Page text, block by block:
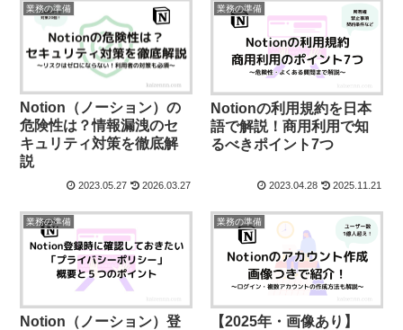
業務の準備
Notion（ノーション）の
危険性は？情報漏洩のセ
キュリティ対策を徹底解
説
2023.05.27 2026.03.27
業務の準備
Notionの利用規約を日本
語で解説！商用利用で知
るべきポイント7つ
2023.04.28 2025.11.21
業務の準備
Notion（ノーション）登
業務の準備
【2025年・画像あり】